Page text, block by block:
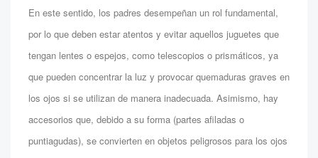
En este sentido, los padres desempeñan un rol fundamental,
por lo que deben estar atentos y evitar aquellos juguetes que
tengan lentes o espejos, como telescopios o prismáticos, ya
que pueden concentrar la luz y provocar quemaduras graves en
los ojos si se utilizan de manera inadecuada. Asimismo, hay
accesorios que, debido a su forma (partes afiladas o
puntiagudas), se convierten en objetos peligrosos para los ojos